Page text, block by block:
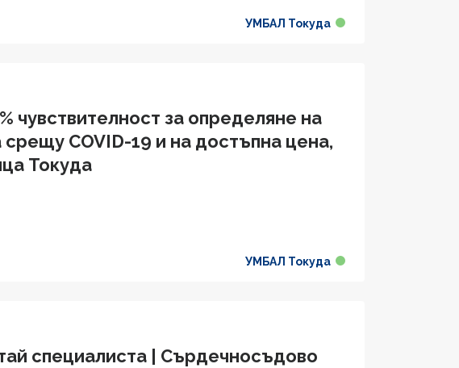
УМБАЛ Токуда
чувствителност за определяне на
срещу COVID-19 и на достъпна цена,
Токуда
УМБАЛ Токуда
специалиста | Сърдечносъдово